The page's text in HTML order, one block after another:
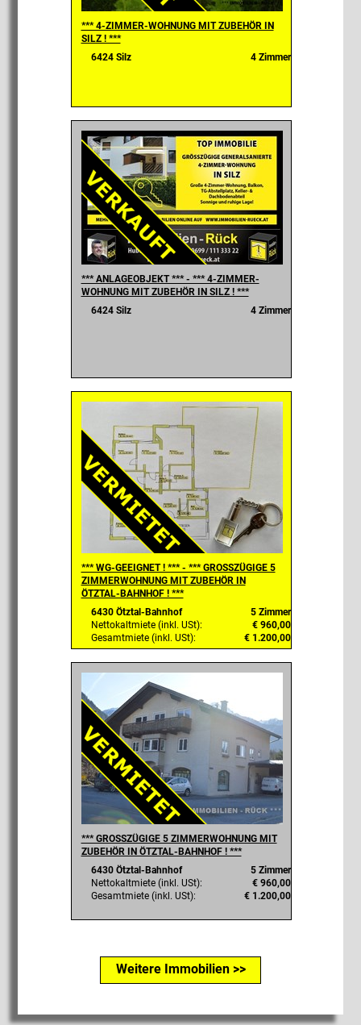
*** 4-ZIMMER-WOHNUNG MIT ZUBEHÖR IN
SILZ ! ***
4 Zimmer
6424 Silz
*** ANLAGEOBJEKT *** - *** 4-ZIMMER-
WOHNUNG MIT ZUBEHÖR IN SILZ ! ***
4 Zimmer
6424 Silz
*** WG-GEEIGNET ! *** - *** GROSSZÜGIGE 5
ZIMMERWOHNUNG MIT ZUBEHÖR IN
ÖTZTAL-BAHNHOF ! ***
5 Zimmer
6430 Ötztal-Bahnhof
Nettokaltmiete (inkl. USt):
€ 960,00
Gesamtmiete (inkl. USt):
€ 1.200,00
*** GROSSZÜGIGE 5 ZIMMERWOHNUNG MIT
ZUBEHÖR IN ÖTZTAL-BAHNHOF ! ***
5 Zimmer
6430 Ötztal-Bahnhof
Nettokaltmiete (inkl. USt):
€ 960,00
Gesamtmiete (inkl. USt):
€ 1.200,00
Weitere Immobilien >>